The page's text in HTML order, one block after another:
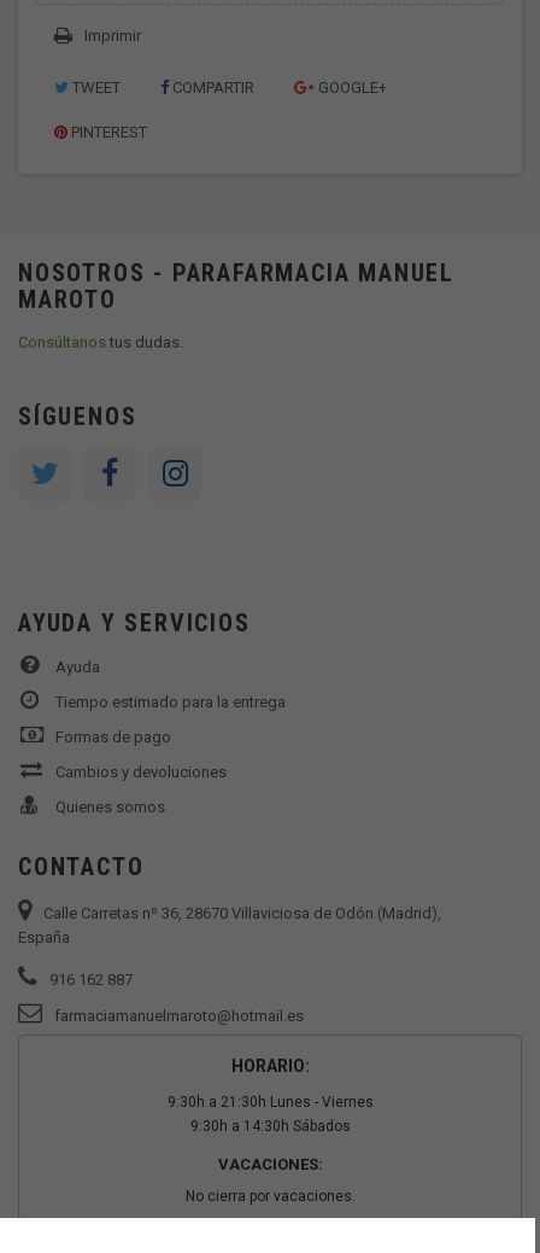
Imprimir
TWEET COMPARTIR GOOGLE+
PINTEREST
NOSOTROS - PARAFARMACIA MANUEL
MAROTO
Consúltanostus dudas.
SÍGUENOS
AYUDA Y SERVICIOS
Ayuda
Tiempo estimado para la entrega
Formas de pago
Cambios y devoluciones
Quienes somos
CONTACTO
Calle Carretas nº 36, 28670 Villaviciosa de Odón (Madrid),
España
916 162 887
farmaciamanuelmaroto@hotmail.es
HORARIO:
9:30h a 21:30h Lunes - Viernes
9:30h a 14:30h Sábados
VACACIONES:
No cierra por vacaciones.